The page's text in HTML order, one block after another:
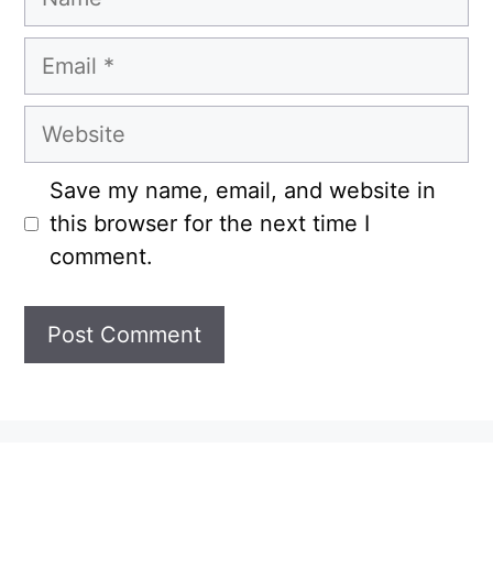
Email
Website
Save my name, email, and website in
this browser for the next time I
comment.